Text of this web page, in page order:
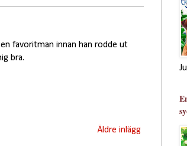
favoritman innan han rodde ut
bra.
Äldre inlägg